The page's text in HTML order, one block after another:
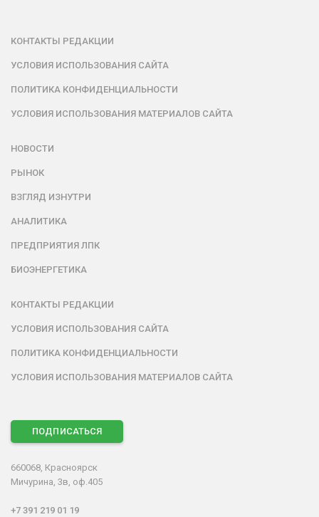
КОНТАКТЫ РЕДАКЦИИ
УСЛОВИЯ ИСПОЛЬЗОВАНИЯ САЙТА
ПОЛИТИКА КОНФИДЕНЦИАЛЬНОСТИ
УСЛОВИЯ ИСПОЛЬЗОВАНИЯ МАТЕРИАЛОВ САЙТА
НОВОСТИ
РЫНОК
ВЗГЛЯД ИЗНУТРИ
АНАЛИТИКА
ПРЕДПРИЯТИЯ ЛПК
БИОЭНЕРГЕТИКА
КОНТАКТЫ РЕДАКЦИИ
УСЛОВИЯ ИСПОЛЬЗОВАНИЯ САЙТА
ПОЛИТИКА КОНФИДЕНЦИАЛЬНОСТИ
УСЛОВИЯ ИСПОЛЬЗОВАНИЯ МАТЕРИАЛОВ САЙТА
ПОДПИСАТЬСЯ
660068, Красноярск
Мичурина, 3в, оф.405
+7 391 219 01 19